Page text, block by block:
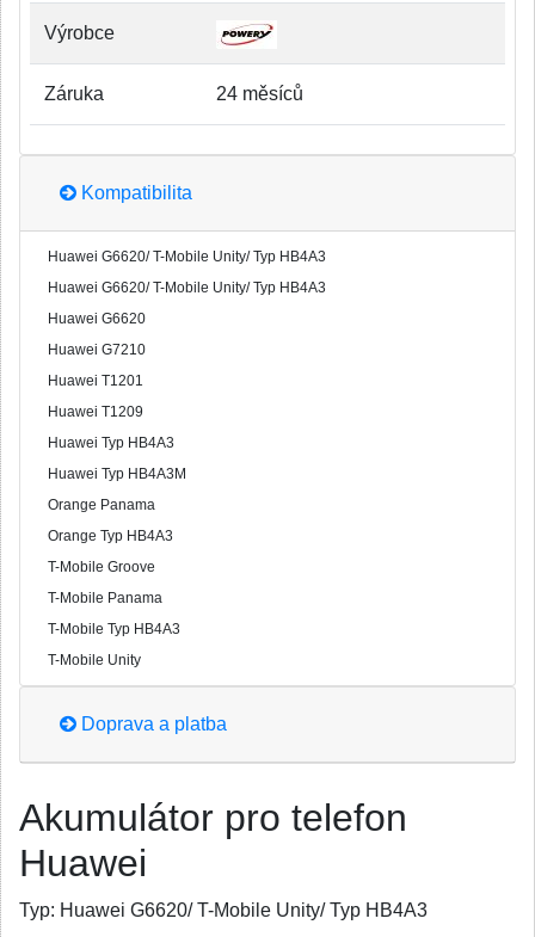
Výrobce
Záruka 24 měsíců
Kompatibilita
Huawei G6620/ T-Mobile Unity/ Typ HB4A3
Huawei G6620/ T-Mobile Unity/ Typ HB4A3
Huawei G6620
Huawei G7210
Huawei T1201
Huawei T1209
Huawei Typ HB4A3
Huawei Typ HB4A3M
Orange Panama
Orange Typ HB4A3
T-Mobile Groove
T-Mobile Panama
T-Mobile Typ HB4A3
T-Mobile Unity
Doprava a platba
Akumulátor pro telefon
Huawei
Typ: Huawei G6620/ T-Mobile Unity/ Typ HB4A3